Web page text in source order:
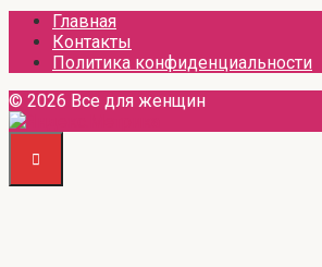
Главная
Контакты
Политика конфиденциальности
© 2026 Все для женщин